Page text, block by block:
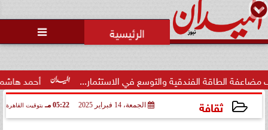

أحمد هاشم: الإعلام الفندقية والتوسع في الاستثمار...
ثقافة الجمعة، 14 فبراير 2025 05:22 مـ بتوقيت القاهرة